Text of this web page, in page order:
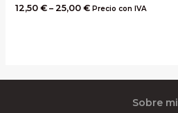
12,50 €– 25,00 € Precio con IVA
Sobre mi